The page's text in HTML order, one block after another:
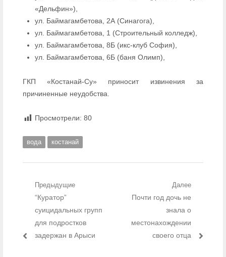
«Дельфин»),
ул. Баймагамбетова, 2А (Синагога),
ул. Баймагамбетова, 1 (Строительный колледж),
ул. Баймагамбетова, 8Б (икс-клуб София),
ул. Баймагамбетова, 6Б (баня Олимп),
ГКП «Костанай-Су» приносит извинения за
причиненные неудобства.
Просмотрели: 80
вода костанай
Навигация по записям
Предыдущие
Предыдущий пост:
“Куратор”
суицидальных групп
для подростков
задержан в Арыси
Далее
Следующий пост:
Почти год дочь не
знала о
местонахождении
своего отца